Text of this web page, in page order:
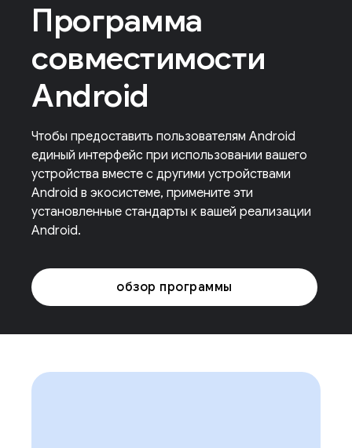
Программа
совместимости
Android
Чтобы предоставить пользователям Android
единый интерфейс при использовании вашего
устройства вместе с другими устройствами
Android в экосистеме, примените эти
установленные стандарты к вашей реализации
Android.
обзор программы